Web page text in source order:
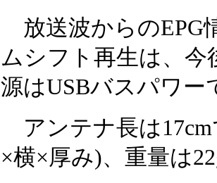
放送波からのEPG
ムシフト再生は、
源はUSBバスパワー
アンテナ長は17cm
×横×厚み)、重量は